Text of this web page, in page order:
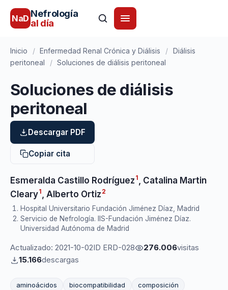
NaD Nefrología
al día
Inicio / Enfermedad Renal Crónica y Diálisis / Diálisis
peritoneal
/ Soluciones de diálisis peritoneal
Soluciones de diálisis
peritoneal
Descargar PDF
Copiar cita
Esmeralda Castillo Rodríguez 1
Catalina Martin
Cleary1 Alberto Ortiz 2
Hospital Universitario Fundación Jiménez Díaz, Madrid
Servicio de Nefrología. IIS-Fundación Jiménez Díaz.
Universidad Autónoma de Madrid
Actualizado: 2021-10-02ID ERD-028 276.006visitas
15.166descargas
aminoácidos biocompatibilidad composición